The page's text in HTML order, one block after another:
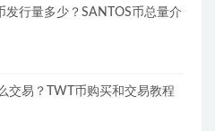
发行量多少？SANTOS币总量介
交易？TWT币购买和交易教程